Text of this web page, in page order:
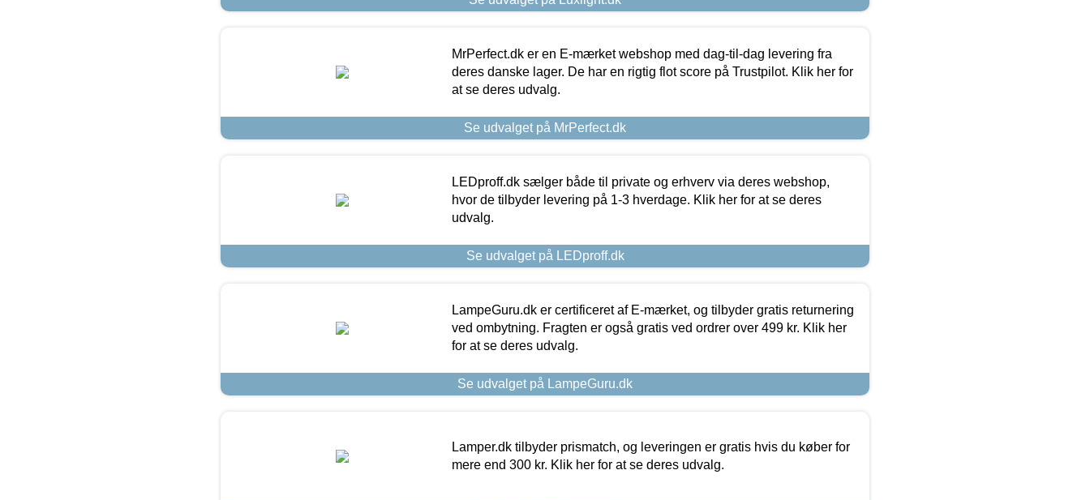
MrPerfect.dk er en E-mærket webshop med dag-til-dag levering fra
deres danske lager. De har en rigtig flot score på Trustpilot. Klik her for
at se deres udvalg.
Se udvalget på MrPerfect.dk
LEDproff.dk sælger både til private og erhverv via deres webshop,
hvor de tilbyder levering på 1-3 hverdage. Klik her for at se deres
udvalg.
Se udvalget på LEDproff.dk
LampeGuru.dk er certificeret af E-mærket, og tilbyder gratis returnering
ved ombytning. Fragten er også gratis ved ordrer over 499 kr. Klik her
for at se deres udvalg.
Se udvalget på LampeGuru.dk
Lamper.dk tilbyder prismatch, og leveringen er gratis hvis du køber for
mere end 300 kr. Klik her for at se deres udvalg.